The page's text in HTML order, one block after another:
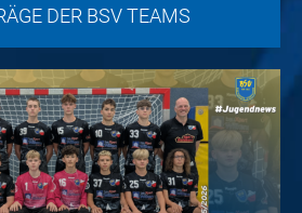
DER BSV TEAMS